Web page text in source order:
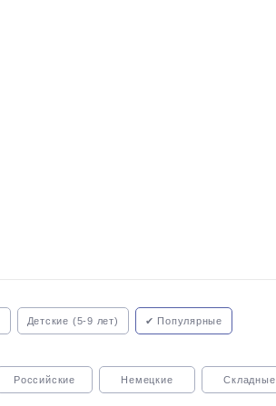
Детские (5-9 лет) ✔ Популярные
Российские Немецкие Складные